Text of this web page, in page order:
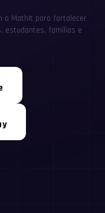
o MathIt para fortalecer
estudantes, famílias e